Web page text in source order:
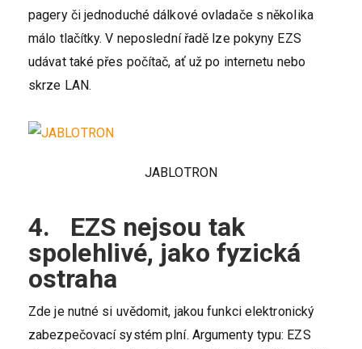
pagery či jednoduché dálkové ovladače s několika
málo tlačítky. V neposlední řadě lze pokyny EZS
udávat také přes počítač, ať už po internetu nebo
skrze LAN.
JABLOTRON
4. EZS nejsou tak
spolehlivé, jako fyzická
ostraha
Zde je nutné si uvědomit, jakou funkci elektronický
zabezpečovací systém plní. Argumenty typu: EZS